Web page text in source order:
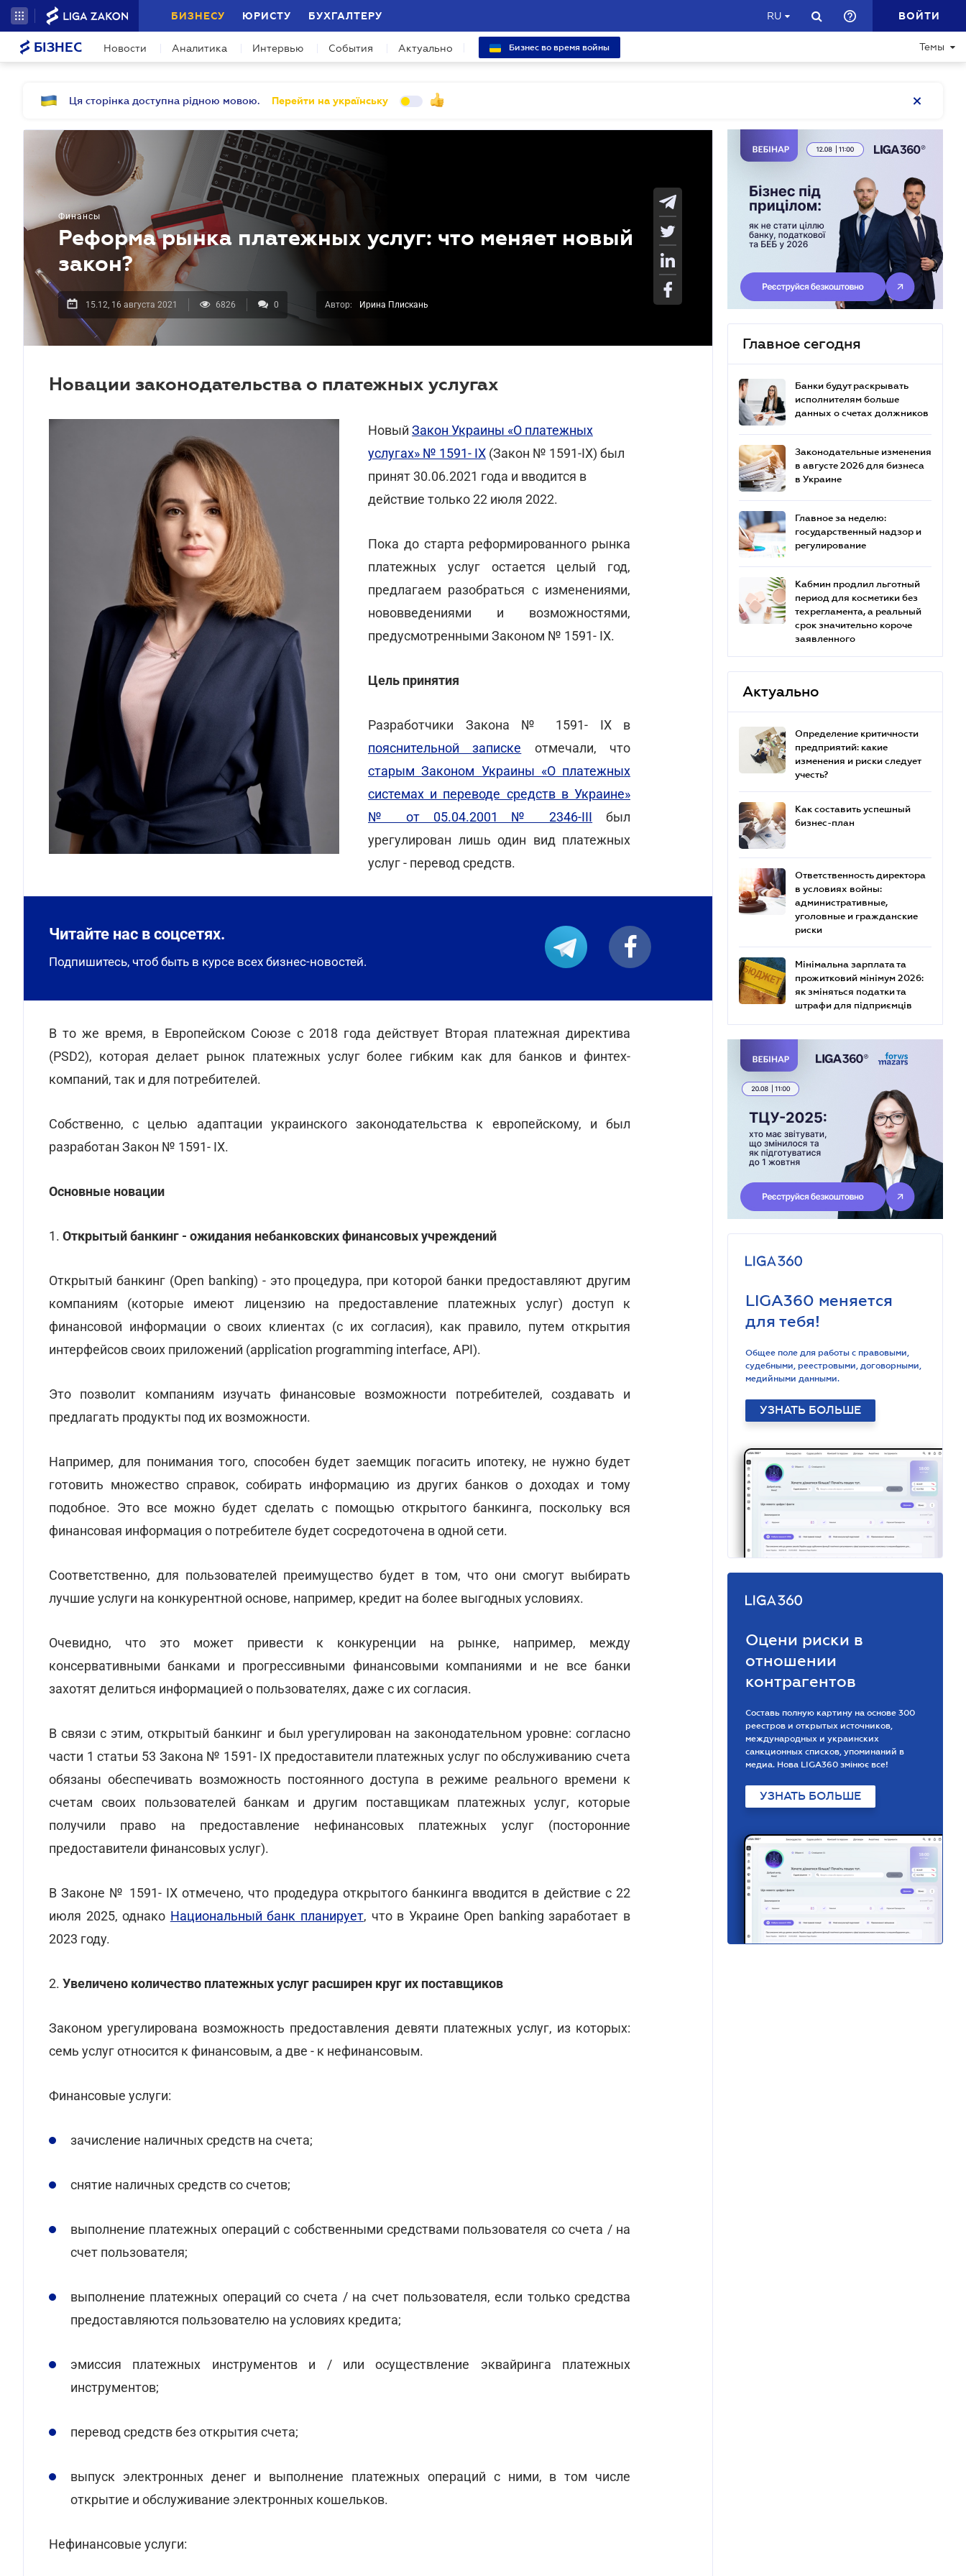
БИЗНЕСУ ЮРИСТУ БУХГАЛТЕРУ RU ВОЙТИ
БІЗНЕС Новости Аналитика Интервью События Актуально Бизнес во время войны Темы
Ця сторінка доступна рідною мовою. Перейти на українську
Финансы
Реформа рынка платежных услуг: что меняет новый
закон?
15.12, 16 августа 2021 6826 0 Автор: Ирина Плискань
Новации законодательства о платежных услугах
Новый Закон Украины «О платежных
услугах» № 1591- IX (Закон № 1591-IX) был
принят 30.06.2021 года и вводится в
действие только 22 июля 2022.
Пока до старта реформированного рынка
платежных услуг остается целый год,
предлагаем разобраться с изменениями,
нововведениями и возможностями,
предусмотренными Законом № 1591- IX.
Цель принятия
Разработчики Закона № 1591- IX в
пояснительной записке отмечали, что
старым Законом Украины «О платежных
системах и переводе средств в Украине»
№ от 05.04.2001 № 2346-III был
урегулирован лишь один вид платежных
услуг - перевод средств.
Читайте нас в соцсетях.
Подпишитесь, чтоб быть в курсе всех бизнес-новостей.
В то же время, в Европейском Союзе с 2018 года действует Вторая платежная директива
(PSD2), которая делает рынок платежных услуг более гибким как для банков и финтех-
компаний, так и для потребителей.
Собственно, с целью адаптации украинского законодательства к европейскому, и был
разработан Закон № 1591- IX.
Основные новации
1. Открытый банкинг - ожидания небанковских финансовых учреждений
Открытый банкинг (Open banking) - это процедура, при которой банки предоставляют другим
компаниям (которые имеют лицензию на предоставление платежных услуг) доступ к
финансовой информации о своих клиентах (с их согласия), как правило, путем открытия
интерфейсов своих приложений (application programming interface, API).
Это позволит компаниям изучать финансовые возможности потребителей, создавать и
предлагать продукты под их возможности.
Например, для понимания того, способен будет заемщик погасить ипотеку, не нужно будет
готовить множество справок, собирать информацию из других банков о доходах и тому
подобное. Это все можно будет сделать с помощью открытого банкинга, поскольку вся
финансовая информация о потребителе будет сосредоточена в одной сети.
Соответственно, для пользователей преимущество будет в том, что они смогут выбирать
лучшие услуги на конкурентной основе, например, кредит на более выгодных условиях.
Очевидно, что это может привести к конкуренции на рынке, например, между
консервативными банками и прогрессивными финансовыми компаниями и не все банки
захотят делиться информацией о пользователях, даже с их согласия.
В связи с этим, открытый банкинг и был урегулирован на законодательном уровне: согласно
части 1 статьи 53 Закона № 1591- IX предоставители платежных услуг по обслуживанию счета
обязаны обеспечивать возможность постоянного доступа в режиме реального времени к
счетам своих пользователей банкам и другим поставщикам платежных услуг, которые
получили право на предоставление нефинансовых платежных услуг (посторонние
предоставители финансовых услуг).
В Законе № 1591- IX отмечено, что продедура открытого банкинга вводится в действие с 22
июля 2025, однако Национальный банк планирует, что в Украине Open banking заработает в
2023 году.
2. Увеличено количество платежных услуг расширен круг их поставщиков
Законом урегулирована возможность предоставления девяти платежных услуг, из которых:
семь услуг относится к финансовым, а две - к нефинансовым.
Финансовые услуги:
зачисление наличных средств на счета;
снятие наличных средств со счетов;
выполнение платежных операций с собственными средствами пользователя со счета / на
счет пользователя;
выполнение платежных операций со счета / на счет пользователя, если только средства
предоставляются пользователю на условиях кредита;
эмиссия платежных инструментов и / или осуществление эквайринга платежных
инструментов;
перевод средств без открытия счета;
выпуск электронных денег и выполнение платежных операций с ними, в том числе
открытие и обслуживание электронных кошельков.
Нефинансовые услуги:
Главное сегодня
Банки будут раскрывать
исполнителям больше
данных о счетах должников
Законодательные изменения
в августе 2026 для бизнеса
в Украине
Главное за неделю:
государственный надзор и
регулирование
Кабмин продлил льготный
период для косметики без
техрегламента, а реальный
срок значительно короче
заявленного
Актуально
Определение критичности
предприятий: какие
изменения и риски следует
учесть?
Как составить успешный
бизнес-план
Ответственность директора
в условиях войны:
административные,
уголовные и гражданские
риски
Мінімальна зарплата та
прожитковий мінімум 2026:
як зміняться податки та
штрафи для підприємців
LIGA360 меняется
для тебя!
Общее поле для работы с правовыми,
судебными, реестровыми, договорными,
медийными данными.
УЗНАТЬ БОЛЬШЕ
Оцени риски в
отношении
контрагентов
Составь полную картину на основе 300
реестров и открытых источников,
международных и украинских
санкционных списков, упоминаний в
медиа. Нова LIGA360 змінює все!
УЗНАТЬ БОЛЬШЕ